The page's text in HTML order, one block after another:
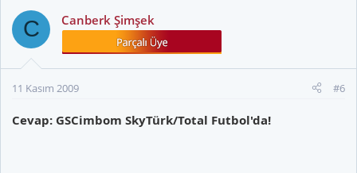
C Canberk Şimşek
11 Kasım 2009 #6
Cevap: GSCimbom SkyTürk/Total Futbol'da!